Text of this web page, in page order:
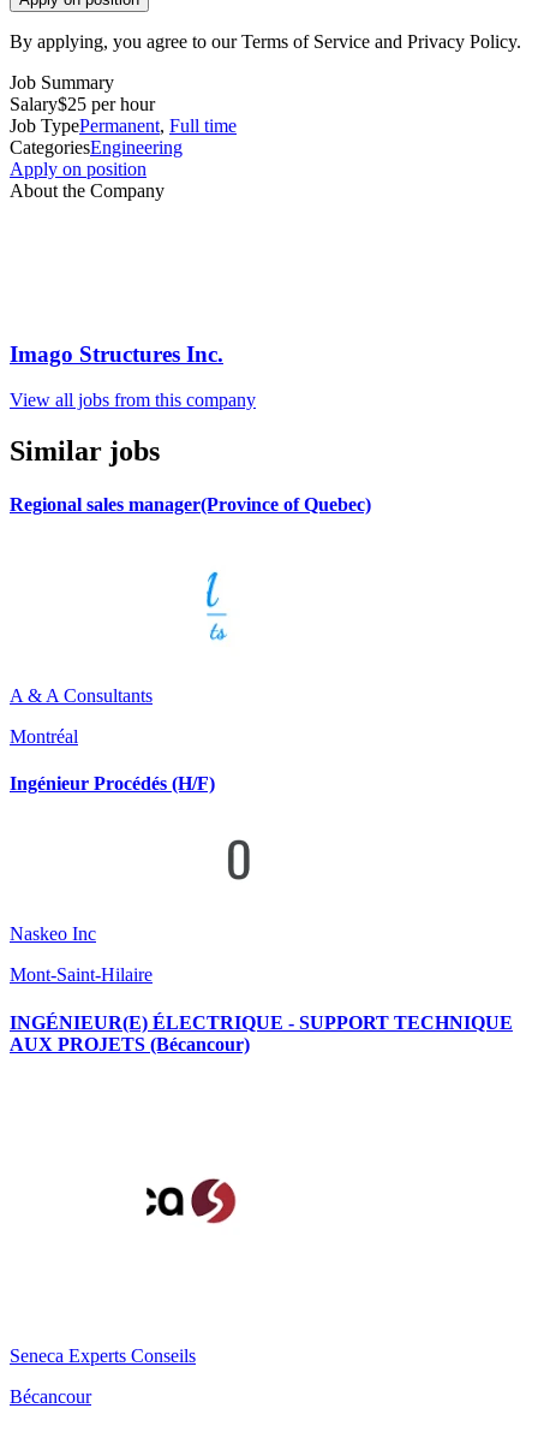
By applying, you agree to our Terms of Service and Privacy Policy.
Job Summary
Salary$25 per hour
Job TypePermanent, Full time
CategoriesEngineering
Apply on position
About the Company
Imago Structures Inc.
View all jobs from this company
Similar jobs
Regional sales manager(Province of Quebec)
A & A Consultants
Montréal
Ingénieur Procédés (H/F)
Naskeo Inc
Mont-Saint-Hilaire
INGÉNIEUR(E) ÉLECTRIQUE - SUPPORT TECHNIQUE
AUX PROJETS (Bécancour)
Seneca Experts Conseils
Bécancour